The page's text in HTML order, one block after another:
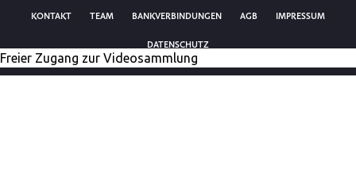
KONTAKT TEAM BANKVERBINDUNGEN AGB IMPRESSUM
DATENSCHUTZ